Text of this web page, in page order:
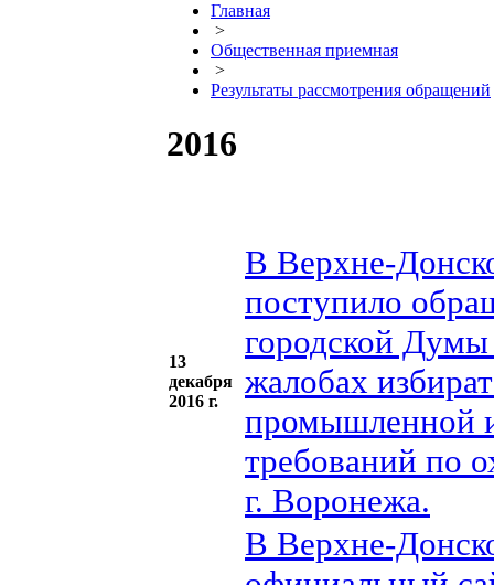
Главная
>
Общественная приемная
>
Результаты рассмотрения обращений
2016
13
декабря
2016 г.
В Верхне-
поступило
городской Думы
жалобах
промышленной и
требований по
г. Воронежа.
В Верхне-